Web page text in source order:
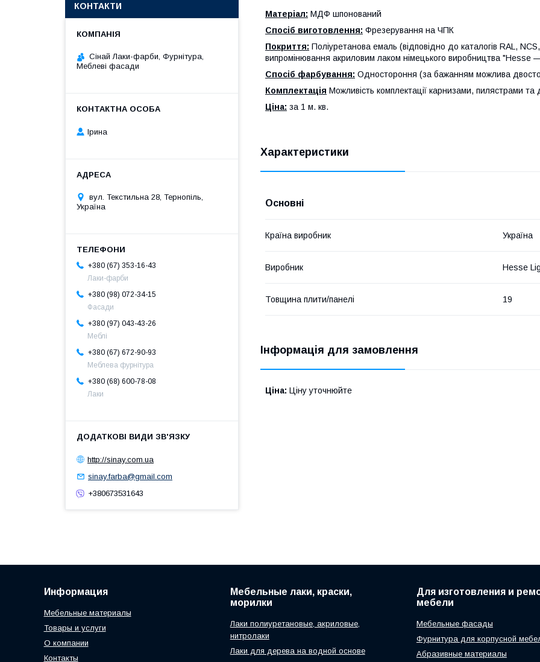
Матеріал: МДФ шпонований
Спосіб виготовлення: Фрезерування на ЧПК
Покриття: Поліуретанова емаль (відповідно до каталогів RAL,
випромінювання акриловим лаком німецького виробництва "Hesse
Спосіб фарбування: Одностороння (за бажанням можлива
Комплектація Можливість комплектації карнизами, пилястрами
Ціна: за 1 м. кв.
Характеристики
Основні
Країна виробник Україна
Виробник Hesse
Товщина плити/панелі 19
Інформація для замовлення
Ціна: Ціну уточнюйте
КОНТАКТИ
Сінай Лаки-фарби, Фурнітура,
Меблеві фасади
Ірина
вул. Текстильна 28, Тернопіль,
Україна
+380 (67) 353-16-43
Лаки-фарби
+380 (98) 072-34-15
Фасади
+380 (97) 043-43-26
Меблі
+380 (67) 672-90-93
Меблева фурнітура
+380 (68) 600-78-08
Лаки
http://sinay.com.ua
sinay.farba@gmail.com
+380673531643
Информация
Мебельные материалы
Товары и услуги
О компании
Контакты
Мебельные лаки, краски,
морилки
Лаки полиуретановые, акриловые,
нитролаки
Лаки для дерева на водной основе
Для изготовления и
мебели
Мебельные фасады
Фурнитура для корпусной
Абразивные материалы